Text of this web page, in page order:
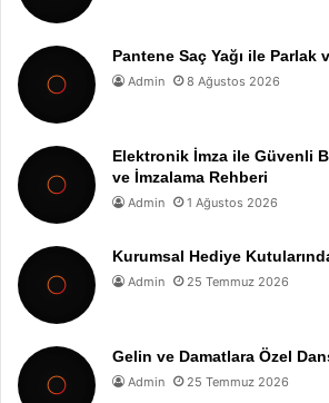
Pantene Saç Yağı ile Parlak
Admin 8 Ağustos 2026
Elektronik İmza ile Güvenli
ve İmzalama Rehberi
Admin 1 Ağustos 2026
Kurumsal Hediye
Admin 25 Temmuz 2026
Gelin ve Damatlara Özel
Admin 25 Temmuz 2026